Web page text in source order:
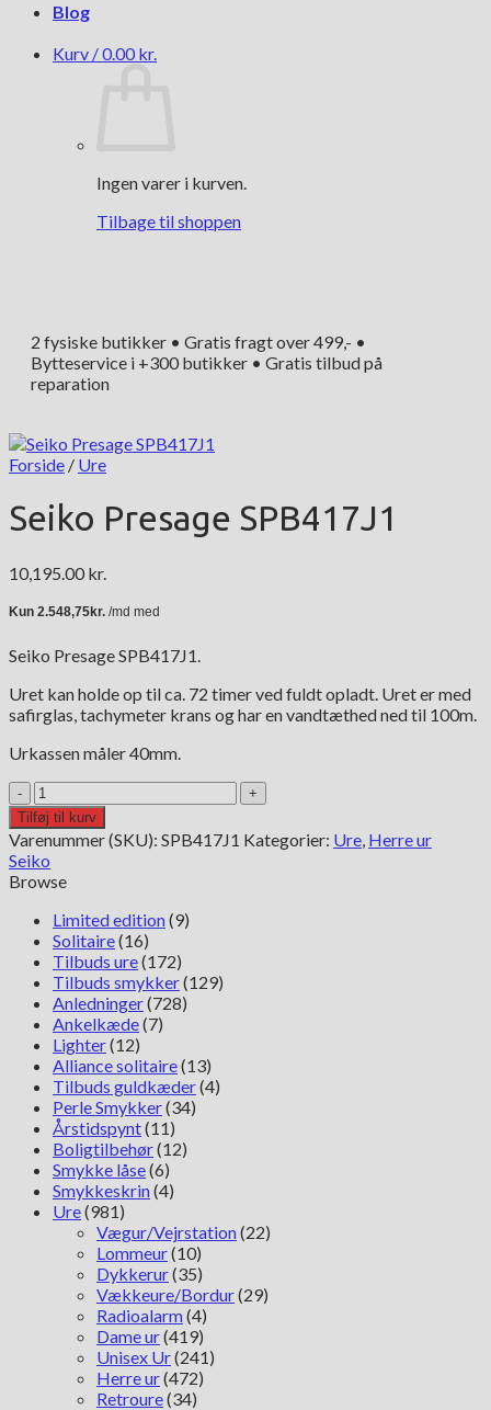
Blog
Kurv /0.00 kr.
Ingen varer i kurven.
Tilbage til shoppen
2 fysiske butikker • Gratis fragt over 499,- •
Bytteservice i +300 butikker • Gratis tilbud på
reparation
Forside / Ure
Seiko Presage SPB417J1
10,195.00 kr.
Seiko Presage SPB417J1.
Uret kan holde op til ca. 72 timer ved fuldt opladt. Uret er med
safirglas, tachymeter krans og har en vandtæthed ned til 100m.
Urkassen måler 40mm.
Seiko
Presage
SPB417J1
antal
Tilføj til kurv
Varenummer (SKU): SPB417J1 Kategorier: Ure, Herre ur
Seiko
Browse
Limited edition(9)
Solitaire(16)
Tilbuds ure(172)
Tilbuds smykker(129)
Anledninger(728)
Ankelkæde(7)
Lighter(12)
Alliance solitaire(13)
Tilbuds guldkæder(4)
Perle Smykker(34)
Årstidspynt(11)
Boligtilbehør(12)
Smykke låse(6)
Smykkeskrin(4)
Ure(981)
Vægur/Vejrstation(22)
Lommeur(10)
Dykkerur(35)
Vækkeure/Bordur(29)
Radioalarm(4)
Dame ur(419)
Unisex Ur(241)
Herre ur(472)
Retroure(34)